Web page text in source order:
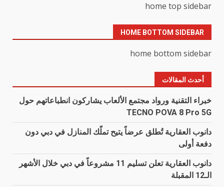
home top sidebar
HOME BOTTOM SIDEBAR
home bottom sidebar
أحدث المقالات
خبراء التقنية ورواد مجتمع الألعاب يشاركون انطباعاتهم حول
TECNO POVA 8 Pro 5G
دانوب العقارية تُطلق عرضاً يتيح تملّك المنازل في دبي دون
دفعة أولى
دانوب العقارية تعلن تسليم 11 مشروعاً في دبي خلال الأشهر
الـ12 المقبلة